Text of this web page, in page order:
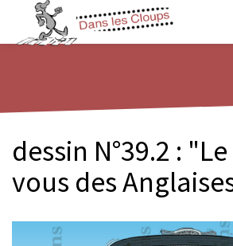
dessin N°39.2 :
vous des